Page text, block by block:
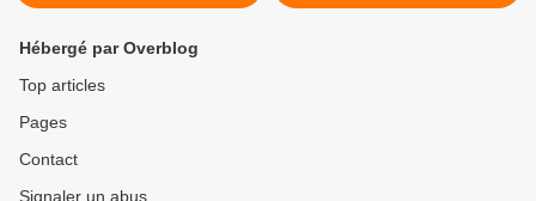
Hébergé par Overblog
Top articles
Pages
Contact
Signaler un abus